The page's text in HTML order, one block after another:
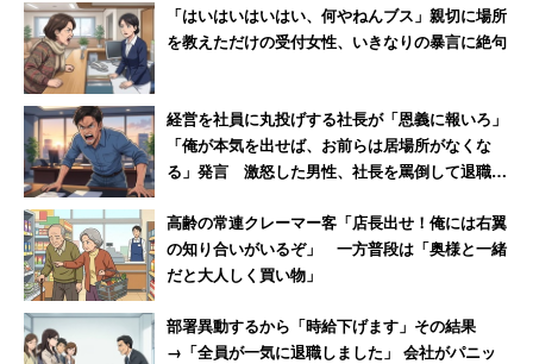
「はいはいはいはい、何やねんブス」親切に場所
を教えただけの受付女性、いきなりの暴言に絶句
経営を社員に丸投げする社長が「恩義に報いろ」
「俺が本気を出せば、お前らは居場所がなくな
る」発言 激怒した男性、社長を罵倒して退職
高齢の常連クレーマー客「店長出せ！俺には右翼
の知り合いがいるぞ」 一方普段は「奥様と一緒
だと大人しく買い物」
部署異動するから「時給下げます」その結果
→「全員が一気に退職しました」 会社がパニッ